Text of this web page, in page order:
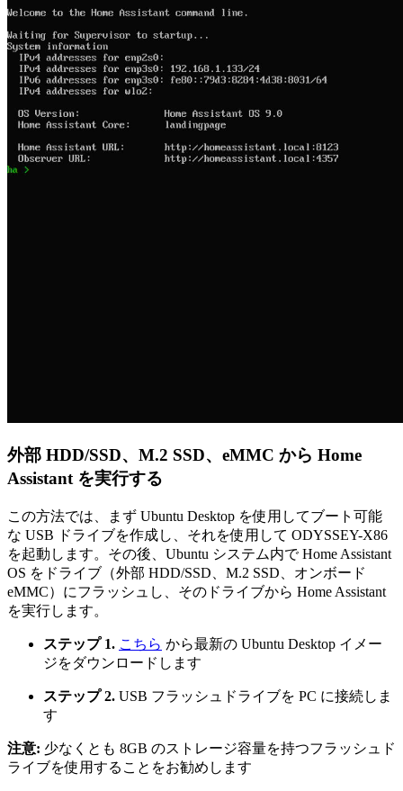
外部 HDD/SSD、M.2 SSD、eMMC から Home
Assistant を実行する
この方法では、まず Ubuntu Desktop を使用してブート可能
な USB ドライブを作成し、それを使用して ODYSSEY-X86
を起動します。その後、Ubuntu システム内で Home Assistant
OS をドライブ（外部 HDD/SSD、M.2 SSD、オンボード
eMMC）にフラッシュし、そのドライブから Home Assistant
を実行します。
ステップ 1. こちら から最新の Ubuntu Desktop イメー
ジをダウンロードします
ステップ 2. USB フラッシュドライブを PC に接続しま
す
注意: 少なくとも 8GB のストレージ容量を持つフラッシュド
ライブを使用することをお勧めします